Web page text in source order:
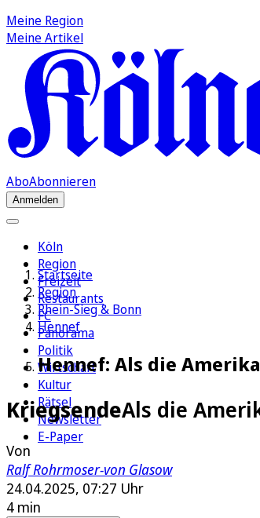
Meine Region
Meine Artikel
AboAbonnieren
Anmelden
Köln
Region
Freizeit
Restaurants
FC
Panorama
Politik
Wirtschaft
Kultur
Rätsel
Newsletter
E-Paper
Startseite
Region
Rhein-Sieg & Bonn
Hennef
Hennef: Als die
KriegsendeAls die
Von
Ralf Rohrmoser-von Glasow
24.04.2025, 07:27 Uhr
4 min